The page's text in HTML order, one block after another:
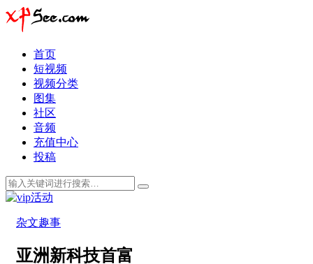
首页
短视频
视频分类
图集
社区
音频
充值中心
投稿
杂文趣事
亚洲新科技首富